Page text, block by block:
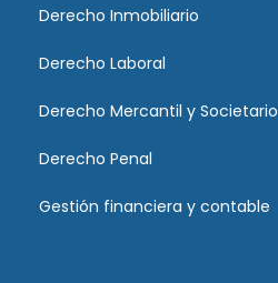
Derecho Inmobiliario
Derecho Laboral
Derecho Mercantil y Societario
Derecho Penal
Gestión financiera y contable